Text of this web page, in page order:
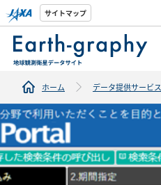
サイトマップ
ホーム データ提供サービス